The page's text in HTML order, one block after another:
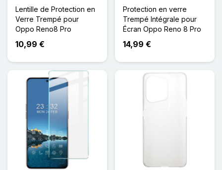
Lentille de Protection en
Verre Trempé pour
Oppo Reno8 Pro
10,99 €
Protection en verre
Trempé Intégrale pour
Écran Oppo Reno 8 Pro
14,99 €